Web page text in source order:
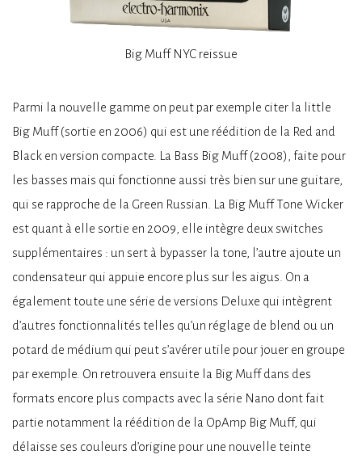
Big Muff NYC reissue
Parmi la nouvelle gamme on peut par exemple citer la little
Big Muff (sortie en 2006) qui est une réédition de la Red and
Black en version compacte. La Bass Big Muff (2008), faite pour
les basses mais qui fonctionne aussi très bien sur une guitare,
qui se rapproche de la Green Russian. La Big Muff Tone Wicker
est quant à elle sortie en 2009, elle intègre deux switches
supplémentaires : un sert à bypasser la tone, l’autre ajoute un
condensateur qui appuie encore plus sur les aigus. On a
également toute une série de versions Deluxe qui intègrent
d’autres fonctionnalités telles qu’un réglage de blend ou un
potard de médium qui peut s’avérer utile pour jouer en groupe
par exemple. On retrouvera ensuite la Big Muff dans des
formats encore plus compacts avec la série Nano dont fait
partie notamment la réédition de la OpAmp Big Muff, qui
délaisse ses couleurs d’origine pour une nouvelle teinte